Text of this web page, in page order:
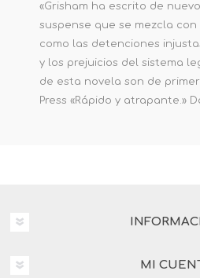
«Grisham ha escrito de
suspense que se mezcla
como las detenciones
y los prejuicios del sistema
de esta novela son de
Press «Rápido y atrapante.»
MI